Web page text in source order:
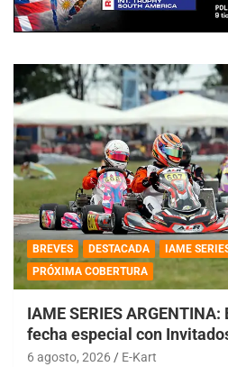
BREVES DESTACADA
IAME
PRÓXIMA COBERTURA
IAME SERIES
fecha especial con
6 agosto, 2026 E-Kart